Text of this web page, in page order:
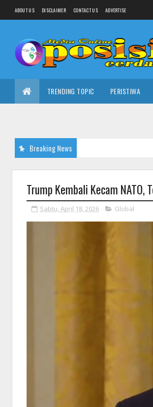
ABOUT US DISCLAIMER CONTACT US ADVERTISE
TRENDING TOPIC PERISTIWA
Breaking News
Trump Kembali Kecam
Sabtu, April 18, 2026 Global